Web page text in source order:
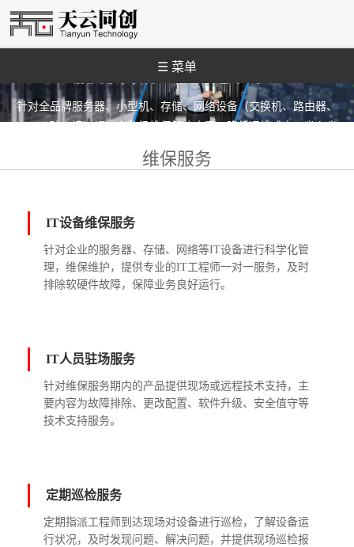
☰ 菜单
服务器维保、机房运维外包
针对全品牌服务器、小型机、存储、网络设备（交换机、路由器、
维保服务
IT设备维保服务
针对企业的服务器、存储、网络等IT设备进行科学化管
理，维保维护，提供专业的IT工程师一对一服务，及时
排除软硬件故障，保障业务良好运行。
IT人员驻场服务
针对维保服务期内的产品提供现场或远程技术支持，主
要内容为故障排除、更改配置、软件升级、安全值守等
技术支持服务。
定期巡检服务
定期指派工程师到达现场对设备进行巡检，了解设备运
行状况，及时发现问题、解决问题，并提供现场巡检报